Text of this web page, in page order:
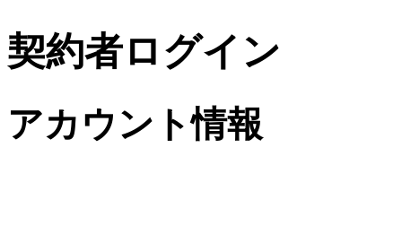
契約者ログイン
アカウント情報